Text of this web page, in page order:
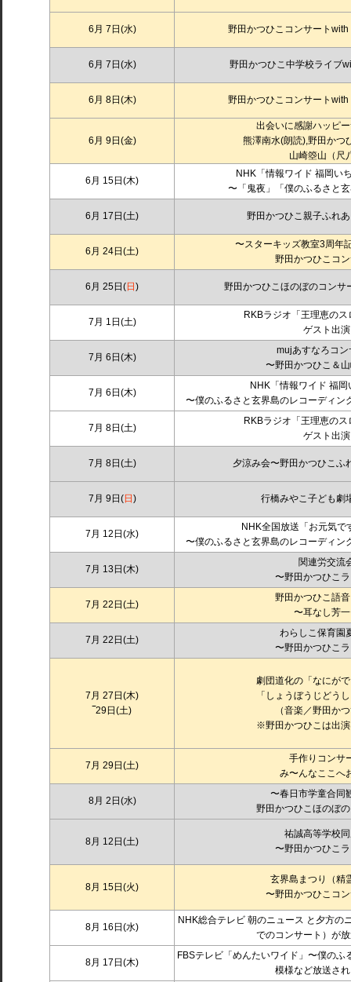
6月 7日(水) 野田かつひこコンサート with
6月 7日(水) 野田かつひこ中学校ライブ
6月 8日(木) 野田かつひこコンサート with
6月 9日(金)
出会いに感謝ハッピ
熊澤南水(朗読),野田かつ
山崎箜山（尺
6月 15日 (木)
NHK「情報ワイド 福岡い
〜「鬼夜」「僕のふるさと
6月 17日(土) 野田かつひこ親子ふれ
6月 24日(土)
〜スターキッズ教室3周年
野田かつひこコ
6月 25日(日 ) 野田かつひこほのぼのコンサ
7月 1日(土)
RKBラジオ「王理恵の
ゲスト出演
7月 6日(木)
mujあすなろコン
〜野田かつひこ＆
7月 6 日 (木)
NHK「情報ワイド 福岡
〜僕のふるさと玄界島のレコーディン
7月 8日(土)
RKBラジオ「王理恵の
ゲスト出演
7月 8日(土) 夕涼み会〜野田かつひこふ
7月 9日(日 ) 行橋みやこ子ども劇
7月 12日 (水)
NHK全国放送「お元気で
〜僕のふるさと玄界島のレコーディン
7月 13日(木)
関連労交流
〜野田かつひこ
7月 22日(土)
野田かつひこ語
〜耳なし芳
7月 22日(土)
わらしこ保育園
〜野田かつひこ
7月 27日(木)
‾29日(土)
劇団道化の「なにが
「しょうぼうじどう
（音楽／野田か
※野田かつひこは出
7月 29日(土)
手作りコンサ
み〜んなここへ
8月 2 日(水)
〜春日市学童合同
野田かつひこほのぼ
8月 12日(土)
祐誠高等学校
〜野田かつひこ
8月 15日(火)
玄界島まつり（精
〜野田かつひこコ
8月 16日(水)
NHK総合テレビ 朝のニュース と夕方の
でのコンサート）が
8月 17日(木)
FBSテレビ「めんたいワイド」〜僕のふ
模様など放送さ